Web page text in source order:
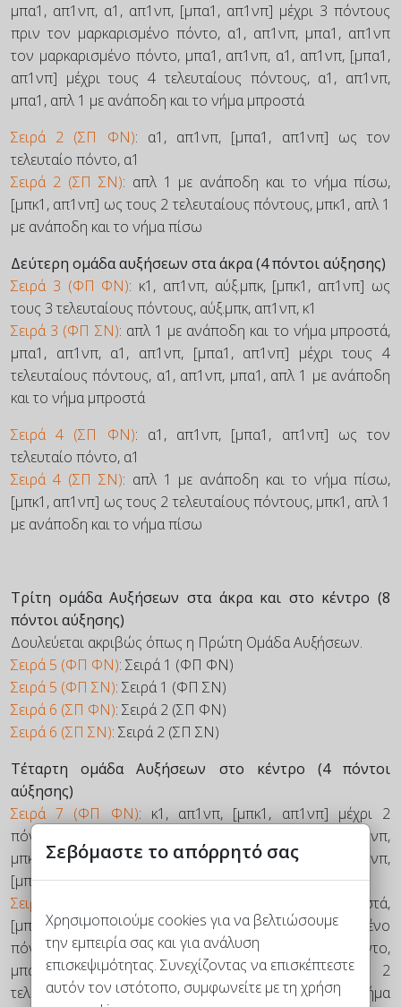
μπα1, απ1νπ, α1, απ1νπ, [μπα1, απ1νπ] μέχρι 3 πόντους
πριν τον μαρκαρισμένο πόντο, α1, απ1νπ, μπα1, απ1νπ
τον μαρκαρισμένο πόντο, μπα1, απ1νπ, α1, απ1νπ, [μπα1,
απ1νπ] μέχρι τους 4 τελευταίους πόντους, α1, απ1νπ,
μπα1, απλ 1 με ανάποδη και το νήμα μπροστά
Σειρά 2 (ΣΠ ΦΝ): α1, απ1νπ, [μπα1, απ1νπ] ως τον
τελευταίο πόντο, α1
Σειρά 2 (ΣΠ ΣΝ): απλ 1 με ανάποδη και το νήμα πίσω,
[μπκ1, απ1νπ] ως τους 2 τελευταίους πόντους, μπκ1, απλ 1
με ανάποδη και το νήμα πίσω
Δεύτερη ομάδα αυξήσεων στα άκρα (4 πόντοι αύξησης)
Σειρά 3 (ΦΠ ΦΝ): κ1, απ1νπ, αύξ.μπκ, [μπκ1, απ1νπ] ως
τους 3 τελευταίους πόντους, αύξ.μπκ, απ1νπ, κ1
Σειρά 3 (ΦΠ ΣΝ): απλ 1 με ανάποδη και το νήμα μπροστά,
μπα1, απ1νπ, α1, απ1νπ, [μπα1, απ1νπ] μέχρι τους 4
τελευταίους πόντους, α1, απ1νπ, μπα1, απλ 1 με ανάποδη
και το νήμα μπροστά
Σειρά 4 (ΣΠ ΦΝ): α1, απ1νπ, [μπα1, απ1νπ] ως τον
τελευταίο πόντο, α1
Σειρά 4 (ΣΠ ΣΝ): απλ 1 με ανάποδη και το νήμα πίσω,
[μπκ1, απ1νπ] ως τους 2 τελευταίους πόντους, μπκ1, απλ 1
με ανάποδη και το νήμα πίσω
Τρίτη ομάδα Αυξήσεων στα άκρα και στο κέντρο (8
πόντοι αύξησης)
Δουλεύεται ακριβώς όπως η Πρώτη Ομάδα Αυξήσεων.
Σειρά 5 (ΦΠ ΦΝ): Σειρά 1 (ΦΠ ΦΝ)
Σειρά 5 (ΦΠ ΣΝ): Σειρά 1 (ΦΠ ΣΝ)
Σειρά 6 (ΣΠ ΦΝ): Σειρά 2 (ΣΠ ΦΝ)
Σειρά 6 (ΣΠ ΣΝ): Σειρά 2 (ΣΠ ΣΝ)
Τέταρτη ομάδα Αυξήσεων στο κέντρο (4 πόντοι
αύξησης)
Σειρά 7 (ΦΠ ΦΝ): κ1, απ1νπ, [μπκ1, απ1νπ] μέχρι 2
πόντους πριν τον μαρκαρισμένο πόντο, αύξ.μπκ, απ1νπ,
μπκ1 στον μαρκαρισμένο πόντο, απ1νπ, αύξ.μπκ, απ1νπ,
[μπκ1, απ1νπ] ως τον τελευταίο πόντο, κ1
Σειρά 7 (ΦΠ ΣΝ)
: απλ 1 με ανάποδη και το νήμα μπροστά,
[μπα1, απ1νπ] μέχρι 3 πόντους πριν τον μαρκαρισμένο
πόντο, α1, απ1νπ, μπα1, απ1νπ τον μαρκαρισμένο πόντο,
μπα1, απ1νπ, α1, απ1νπ, [μπα1, απ1νπ] ως τους 2
τελευταίους πόντους, μπα1, απλ 1 με ανάποδη και το νήμα
Σεβόμαστε το απόρρητό σας
Χρησιμοποιούμε cookies για να βελτιώσουμε
την εμπειρία σας και για ανάλυση
επισκεψιμότητας. Συνεχίζοντας να επισκέπτεστε
αυτόν τον ιστότοπο, συμφωνείτε με τη χρήση